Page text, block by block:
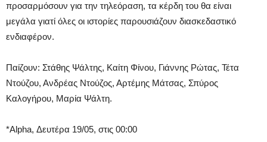
προσαρμόσουν για την τηλεόραση, τα κέρδη του θα είναι
μεγάλα γιατί όλες οι ιστορίες παρουσιάζουν διασκεδαστικό
ενδιαφέρον.
Παίζουν: Στάθης Ψάλτης, Καίτη Φίνου, Γιάννης Ρώτας, Τέτα
Ντούζου, Ανδρέας Ντούζος, Αρτέμης Μάτσας, Σπύρος
Καλογήρου, Μαρία Ψάλτη.
*Alpha, Δευτέρα 19/05, στις 00:00